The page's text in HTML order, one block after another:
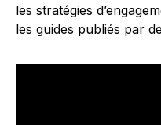
les stratégies
les guides publiés par